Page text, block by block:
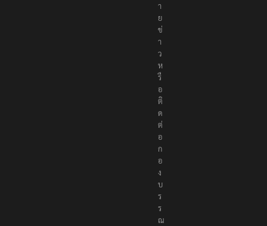
า
ย
ข่
า
ว
ห
รื
อ
ติ
ด
ต่
อ
ก
อ
ง
บ
ร
ร
ณ